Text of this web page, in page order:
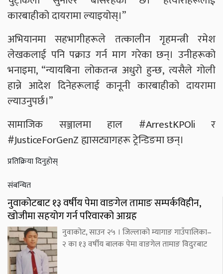
कारबाहीको दायरामा ल्याइयोस्।”
अभियानमा सहभागीहरूले तत्कालीन गृहमन्त्री रमेश
लेखकलाई पनि पक्राउ गर्न माग गरेका छन्। उनीहरूको
भनाइमा, “न्यायबिना लोकतन्त्र अधुरो हुन्छ, त्यसैले गोली
हान्ने आदेश दिनेहरूलाई कानूनी कारबाहीको दायरामा
ल्याउनुपर्छ।”
सामाजिक सञ्जालमा हाल #ArrestKPOli र
#JusticeForGenZ ह्यासट्यागहरू ट्रेन्डिङमा छन्।
प्रतिक्रिया दिनुहोस्
संबन्धित
नुवाकोटबाट १३ वर्षीय पेमा वाङगेल तामाङ सम्पर्कविहीन,
खोजीमा सहयोग गर्न परिवारको आग्रह
नुवाकोट, साउन २५ । जिल्लाको म्यागाङ गाउँपालिका–
२ का १३ वर्षीय बालक पेमा वाङगेल तामाङ विदुरबाट